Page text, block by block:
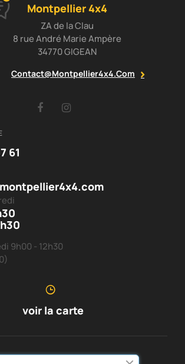
Montpellier 4x4
ZA de la Clau
8 rue André Marie Ampère
34770 GIGEAN
Contact@montpellier4x4.com
Facebook
61
9h00 - 12h30
voir la carte